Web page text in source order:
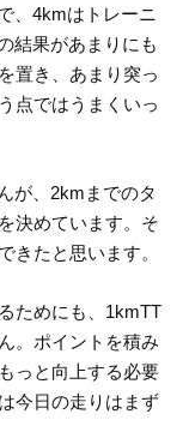
、4kmはトレーニ
結果があまりにも
置き、あまり突っ
点ではうまくいっ
が、2kmまでのタ
決めています。そ
きたと思います。
ためにも、1kmTT
。ポイントを積み
っと向上する必要
今日の走りはまず